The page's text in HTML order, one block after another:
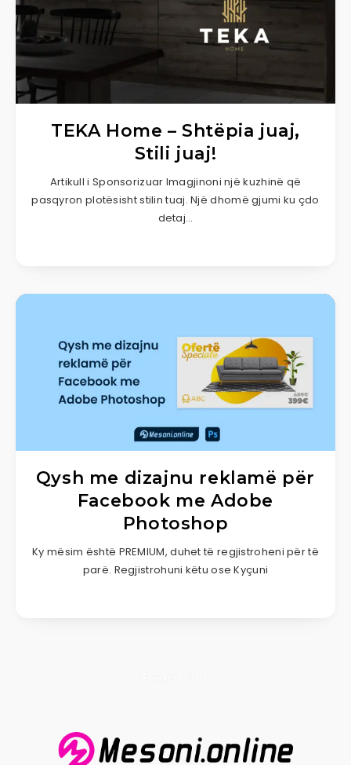
TEKA Home – Shtëpia juaj,
Stili juaj!
Artikull i Sponsorizuar Imagjinoni një kuzhinë që
pasqyron plotësisht stilin tuaj. Një dhomë gjumi ku çdo
detaj…
Qysh me dizajnu reklamë për
Facebook me Adobe
Photoshop
Ky mësim është PREMIUM, duhet të regjistroheni për të
parë. Regjistrohuni këtu ose Kyçuni